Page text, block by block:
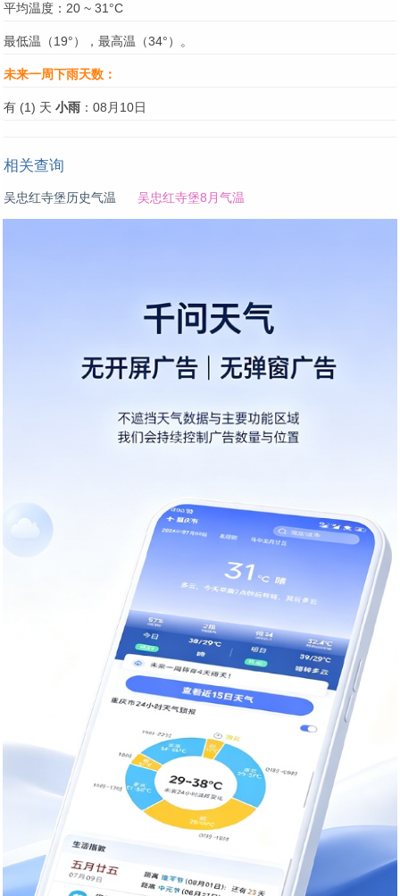
平均温度：20 ~ 31°C
最低温（19°），最高温（34°）。
未来一周下雨天数：
有 (1) 天 小雨 ：08月10日
相关查询
吴忠红寺堡历史气温 吴忠红寺堡8月气温